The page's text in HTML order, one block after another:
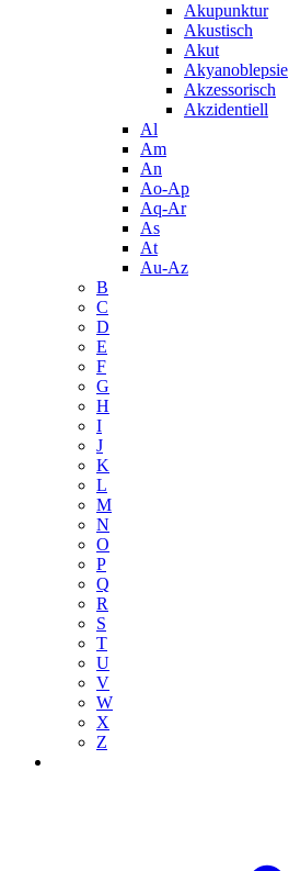
Akupunktur
Akustisch
Akut
Akyanoblepsie
Akzessorisch
Akzidentiell
Al
Am
An
Ao-Ap
Aq-Ar
As
At
Au-Az
B
C
D
E
F
G
H
I
J
K
L
M
N
O
P
Q
R
S
T
U
V
W
X
Z